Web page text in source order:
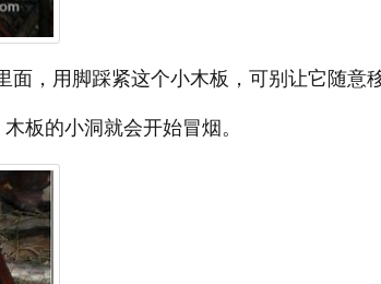
面，用脚踩紧这个小木板，可别让它随意
板的小洞就会开始冒烟。